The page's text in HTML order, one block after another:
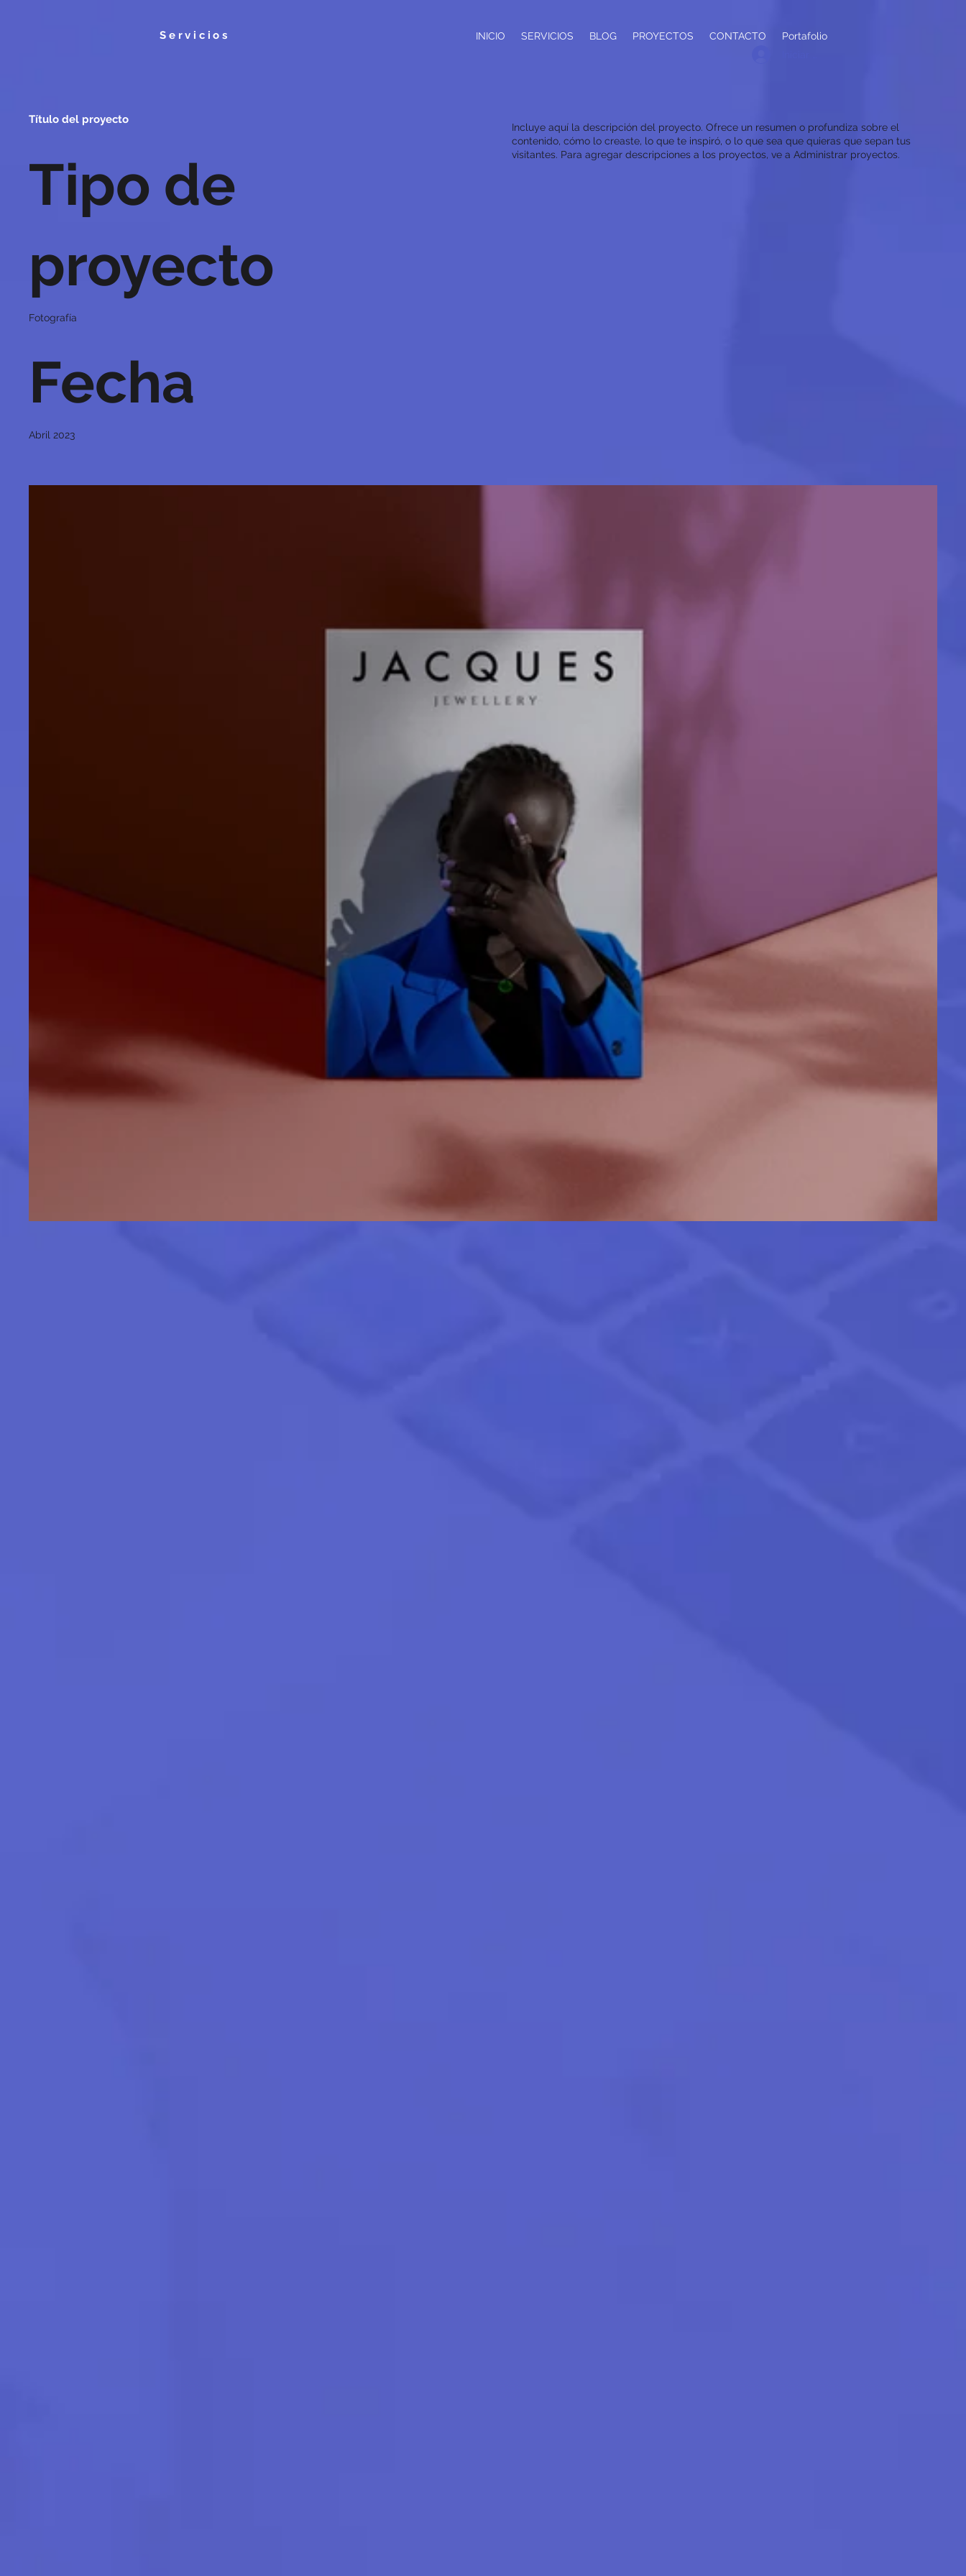
Servicios INICIO SERVICIOS BLOG PROYECTOS CONTACTO
Portafolio
Título del proyecto
Tipo de
proyecto
Fotografía
Fecha
Abril 2023
Incluye aquí la descripción del proyecto. Ofrece un resumen o profundiza sobre el
contenido, cómo lo creaste, lo que te inspiró, o lo que sea que quieras que sepan tus
visitantes. Para agregar descripciones a los proyectos, ve a Administrar proyectos.